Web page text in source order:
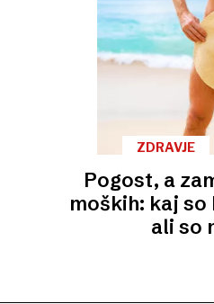
ZDRAVJE
Pogost, a
moških: kaj
ali so